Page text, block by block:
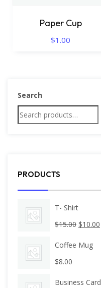
Paper Cup
$1.00
Search
PRODUCTS
T- Shirt
$15.00 $10.00
Coffee Mug
$8.00
Business Card